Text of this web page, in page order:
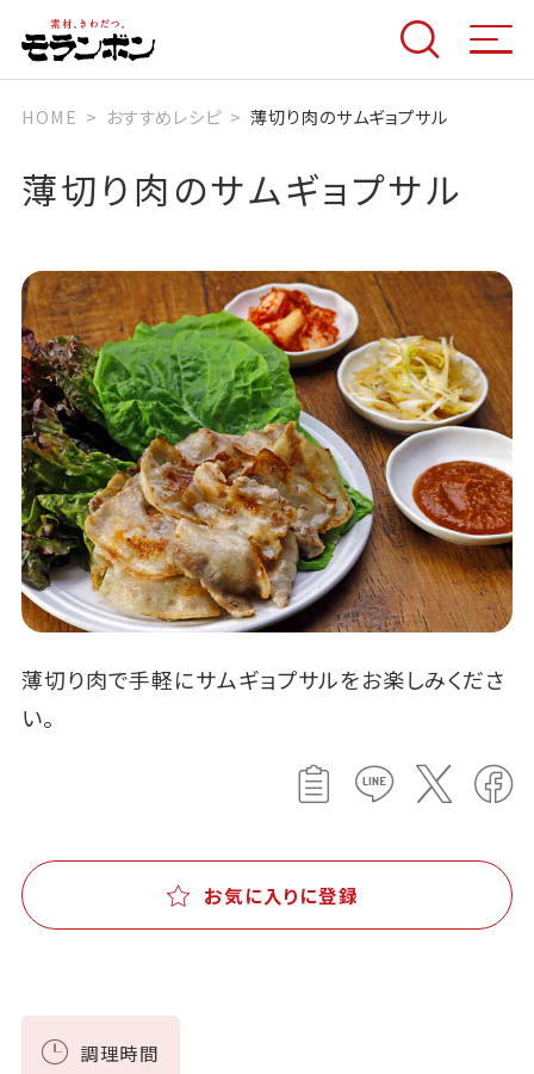
HOME おすすめレシピ 薄切り肉のサムギョプサル
薄切り肉のサムギョプサル
薄切り肉で手軽にサムギョプサルをお楽しみくださ
い。
お気に入りに登録
調理時間